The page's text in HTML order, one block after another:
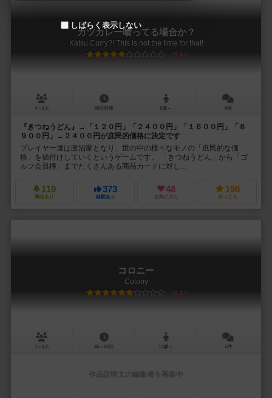
カツカレー喰ってる場合か？
Katsu Curry?! This is not the time for that!
5.6
4～6人 30分前後 8歳～ 6件
『きつねうどん』→「１２０円」「２４００円」「１６００円」「８
９００円」→２４００円が庶民的価格に決定です
プレイヤー達は政治家となり、世の中の様々なモノの「庶民的な価
格」を値付けしていくというゲームです。 「きつねうどん」から「ゴ
ルフ会員権」までたくさんある商品カードに対し...
119
興味あり
373
経験あり
48
お気に入り
198
持ってる
コロニー
Colony
6.1
1～4人 45～60分 13歳～ 6件
作品説明文の編集者を募集中
しばらく表示しない